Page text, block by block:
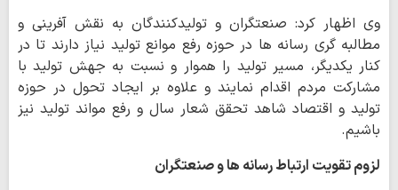
وی اظهار کرد: صنعتگران و تولیدکنندگان به نقش آفرینی و
مطالبه گری رسانه ها در حوزه رفع موانع تولید نیاز دارند تا در
کنار یکدیگر، مسیر تولید را هموار و نسبت به جهش تولید با
مشارکت مردم اقدام نمایند و علاوه بر ایجاد تحول در حوزه
تولید و اقتصاد شاهد تحقق شعار سال و رفع مواند تولید نیز
باشیم.
لزوم تقویت ارتباط رسانه ها و صنعتگران